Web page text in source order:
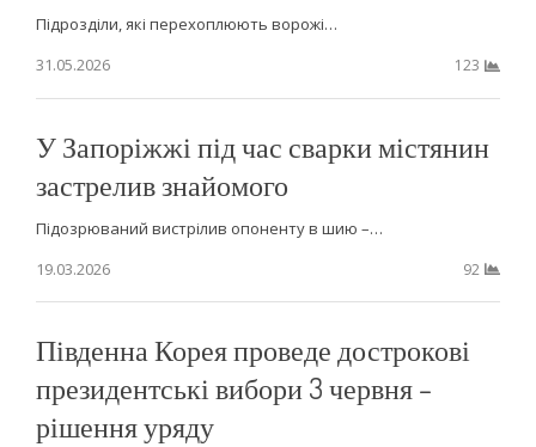
Підрозділи, які перехоплюють ворожі…
31.05.2026
123
У Запоріжжі під час сварки містянин
застрелив знайомого
Підозрюваний вистрілив опоненту в шию –…
19.03.2026
92
Південна Корея проведе дострокові
президентські вибори 3 червня –
рішення уряду